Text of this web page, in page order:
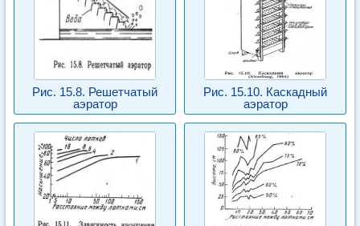
Рис. 15.8. Решетчатый
аэратор
Рис. 15.10. Каскадный
аэратор